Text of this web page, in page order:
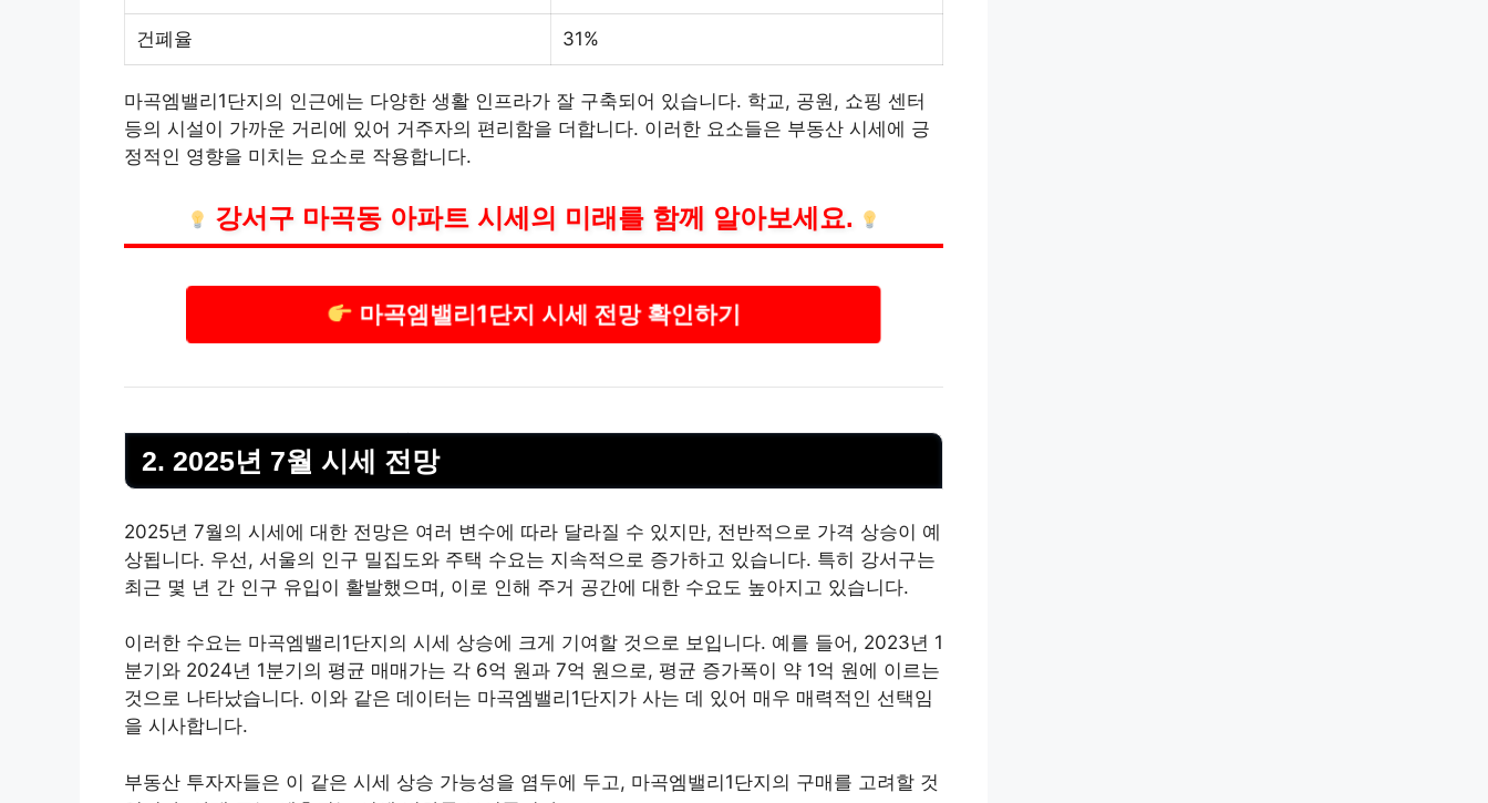
건폐율 31%
마곡엠밸리1단지의 인근에는 다양한 생활 인프라가 잘 구축되어 있습니다. 학교, 공원, 쇼핑 센터
등의 시설이 가까운 거리에 있어 거주자의 편리함을 더합니다. 이러한 요소들은 부동산 시세에 긍
정적인 영향을 미치는 요소로 작용합니다.
강서구 마곡동 아파트 시세의 미래를 함께 알아보세요.
마곡엠밸리1단지 시세 전망 확인하기
2. 2025년 7월 시세 전망
2025년 7월의 시세에 대한 전망은 여러 변수에 따라 달라질 수 있지만, 전반적으로 가격 상승이 예
상됩니다. 우선, 서울의 인구 밀집도와 주택 수요는 지속적으로 증가하고 있습니다. 특히 강서구는
최근 몇 년 간 인구 유입이 활발했으며, 이로 인해 주거 공간에 대한 수요도 높아지고 있습니다.
이러한 수요는 마곡엠밸리1단지의 시세 상승에 크게 기여할 것으로 보입니다. 예를 들어, 2023년 1
분기와 2024년 1분기의 평균 매매가는 각 6억 원과 7억 원으로, 평균 증가폭이 약 1억 원에 이르는
것으로 나타났습니다. 이와 같은 데이터는 마곡엠밸리1단지가 사는 데 있어 매우 매력적인 선택임
을 시사합니다.
부동산 투자자들은 이 같은 시세 상승 가능성을 염두에 두고, 마곡엠밸리1단지의 구매를 고려할 것